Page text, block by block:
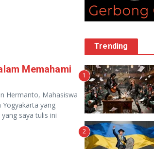
Memahami
Hermanto, Mahasiswa
Yogyakarta yang
saya tulis ini
Trending
1
2